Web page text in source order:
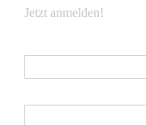
Jetzt anmelden!